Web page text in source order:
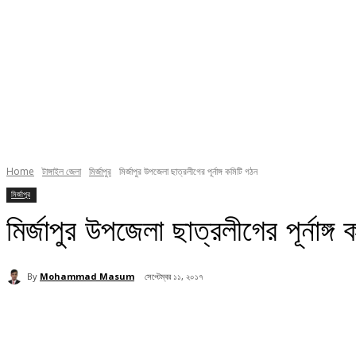
Home টাঙ্গাইল জেলা মির্জাপুর মির্জাপুর উপজেলা ছাত্রলীগের পূর্নাঙ্গ কমিটি গঠন
মির্জাপুর
মির্জাপুর উপজেলা ছাত্রলীগের পূর্নাঙ্গ
By Mohammad Masum সেপ্টেম্বর ১১, ২০১৭